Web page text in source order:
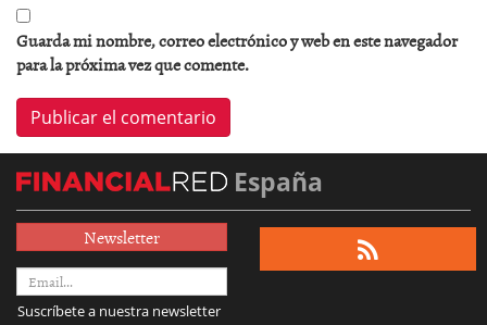
Guarda mi nombre, correo electrónico y web en este navegador
para la próxima vez que comente.
España
Newsletter
Suscríbete a nuestra newsletter